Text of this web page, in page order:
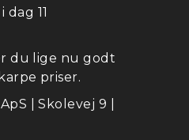
11
du lige nu godt
priser.
| Skolevej 9 |